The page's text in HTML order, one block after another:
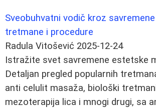
Sveobuhvatni vodič kroz
tretmane i procedure
Radula Vitošević 2025-12-24
Istražite svet savremene estetske
Detaljan pregled popularnih
anti celulit masaža, biološki
mezoterapija lica i mnogi drugi, sa